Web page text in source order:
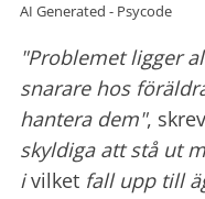
AI Generated - Psycode
"Problemet ligger
snarare hos
hantera dem",
skyldiga att stå ut
ivilket fall upp till